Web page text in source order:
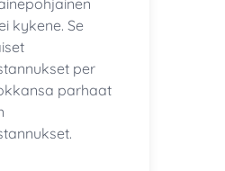
kykene. Se
per
parhaat